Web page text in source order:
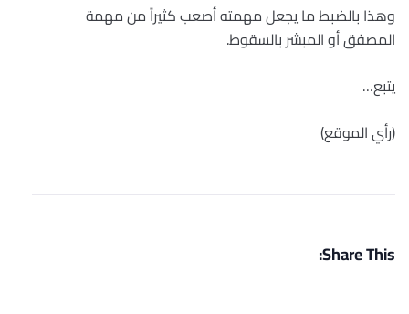
وهذا بالضبط ما يجعل مهمته أصعب كثيراً من مهمة
المصفق أو المبشر بالسقوط.
يتبع…
(رأي الموقع)
Share This: